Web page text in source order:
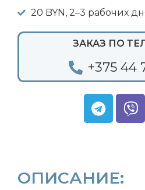
20 BYN, 2–3 рабочих
ЗАКАЗ ПО
+375 44
ОПИСАНИЕ: